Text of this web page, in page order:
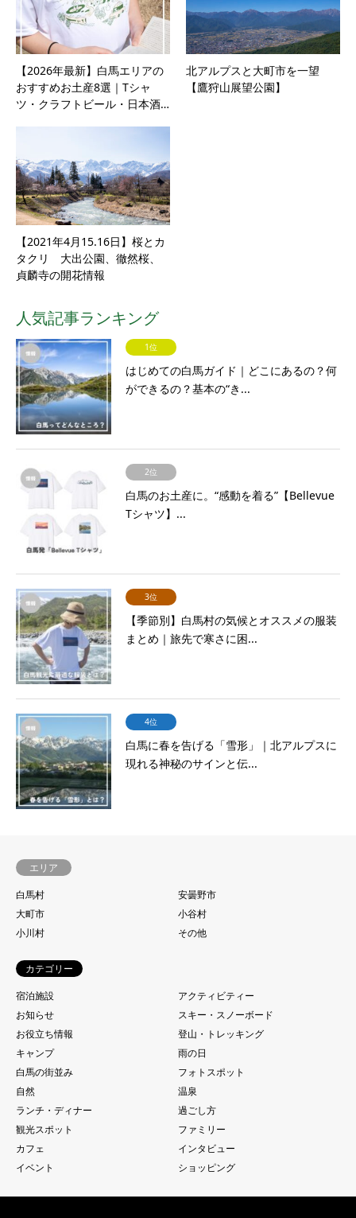
【2026年最新】白馬エリアの
おすすめお土産8選｜Tシャ
ツ・クラフトビール・日本酒…
北アルプスと大町市を一望
【鷹狩山展望公園】
【2021年4月15.16日】桜とカ
タクリ 大出公園、徹然桜、
貞麟寺の開花情報
人気記事ランキング
1位
はじめての白馬ガイド｜どこにあるの？何
ができるの？基本の“き...
2位
白馬のお土産に。“感動を着る”【Bellevue
Tシャツ】...
3位
【季節別】白馬村の気候とオススメの服装
まとめ｜旅先で寒さに困...
4位
白馬に春を告げる「雪形」｜北アルプスに
現れる神秘のサインと伝...
エリア
白馬村
安曇野市
大町市
小谷村
小川村
その他
カテゴリー
宿泊施設
アクティビティー
お知らせ
スキー・スノーボード
お役立ち情報
登山・トレッキング
キャンプ
雨の日
白馬の街並み
フォトスポット
自然
温泉
ランチ・ディナー
過ごし方
観光スポット
ファミリー
カフェ
インタビュー
イベント
ショッピング